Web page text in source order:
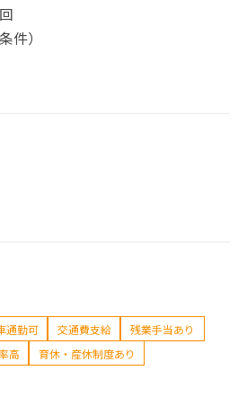
件）
通勤可 交通費支給
残業手当あり
高
育休・産休制度あり